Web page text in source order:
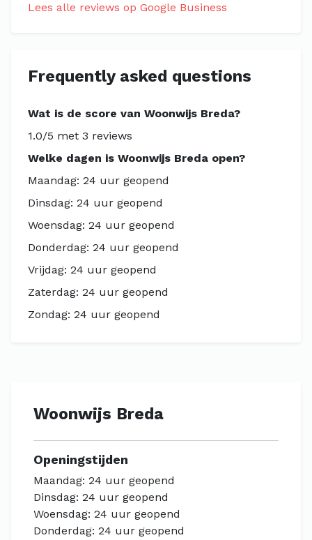
Lees alle reviews op Google Business
Frequently asked questions
Wat is de score van Woonwijs Breda?
1.0/5 met 3 reviews
Welke dagen is Woonwijs Breda open?
Maandag: 24 uur geopend
Dinsdag: 24 uur geopend
Woensdag: 24 uur geopend
Donderdag: 24 uur geopend
Vrijdag: 24 uur geopend
Zaterdag: 24 uur geopend
Zondag: 24 uur geopend
Woonwijs Breda
Openingstijden
Maandag: 24 uur geopend
Dinsdag: 24 uur geopend
Woensdag: 24 uur geopend
Donderdag: 24 uur geopend